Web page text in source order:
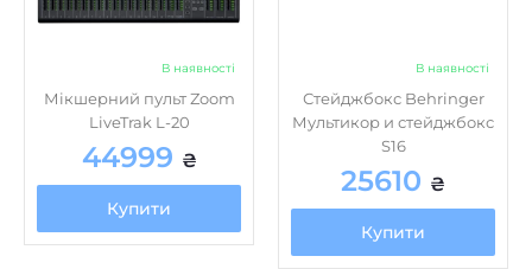
В наявності
LiveTrak L-20
44999₴
Купити
Мультикор и стейджбокс
25610₴
Купити